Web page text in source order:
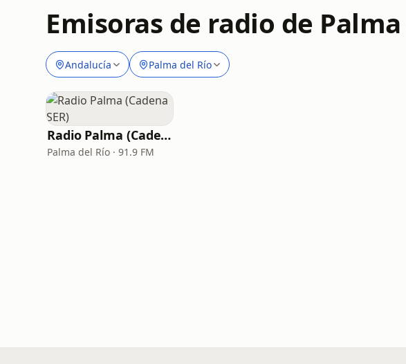
Emisoras de radio de
Andalucía Palma del Río
Radio Palma (Cadena SER)
Palma del Río · 91.9 FM